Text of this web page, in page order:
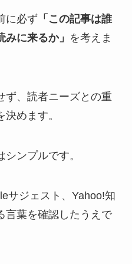
に必ず 「この記事は誰
に来るか」 を考えま
ず、読者ニーズとの重
めます。
ンプルです。
サジェスト、Yahoo!知
言葉を確認したうえで